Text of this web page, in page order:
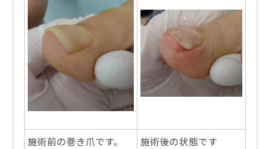
施術前の巻き爪です。 施術後の状態です